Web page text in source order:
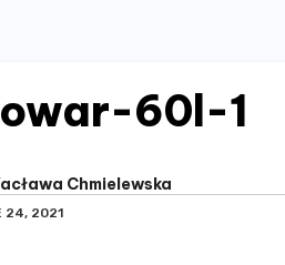
60l-1
Chmielewska
24, 2021